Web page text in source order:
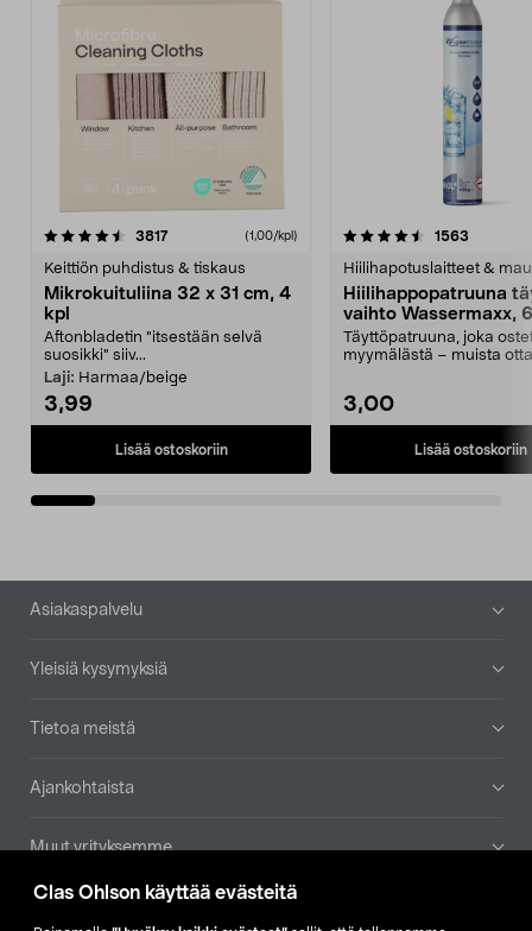
Clas Ohlson käyttää evästeitä
3817arvostelut (1,00/kpl)
Keittiön puhdistus & tiskaus
Mikrokuituliina 32 x 31 cm, 4
kpl
Aftonbladetin "itsestään selvä
suosikki" siiv...
Laji: Harmaa/beige
3,99
Lisää ostoskoriin
4.5viidestä
1563
Hiilihapotuslaitteet &
Hiilihappopatruuna
vaihto Wassermaxx,
Täyttöpatruuna, joka
myymälästä – muista
3,00
Lisää ostoskoriin
4.5viidestä
Alatunniste
Asiakaspalvelu
Yleisiä kysymyksiä
Tietoa meistä
Ajankohtaista
Muut yrityksemme
Etsi myymälä